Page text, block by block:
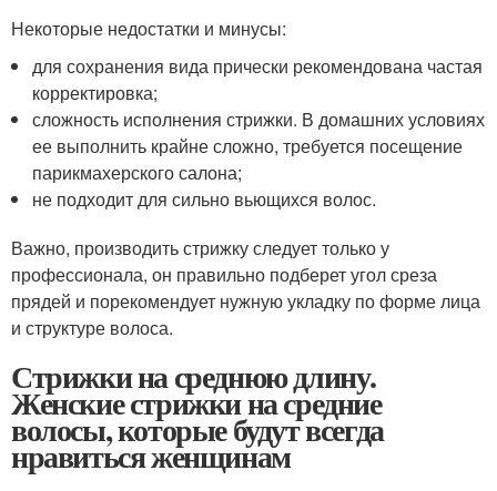
Некоторые недостатки и минусы:
для сохранения вида прически рекомендована частая
корректировка;
сложность исполнения стрижки. В домашних условиях
ее выполнить крайне сложно, требуется посещение
парикмахерского салона;
не подходит для сильно вьющихся волос.
Важно, производить стрижку следует только у
профессионала, он правильно подберет угол среза
прядей и порекомендует нужную укладку по форме лица
и структуре волоса.
Стрижки на среднюю длину.
Женские стрижки на средние
волосы, которые будут всегда
нравиться женщинам